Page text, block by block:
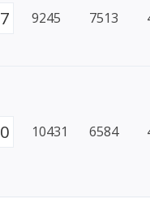
9245 7513
10431 6584